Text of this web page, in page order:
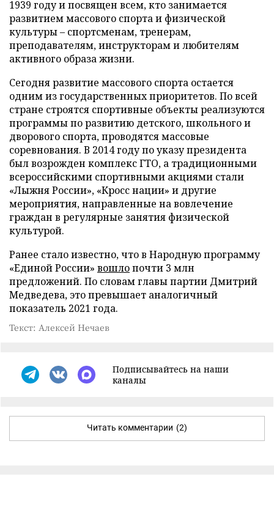
1939 году и посвящен всем, кто занимается
развитием массового спорта и физической
культуры – спортсменам, тренерам,
преподавателям, инструкторам и любителям
активного образа жизни.
Сегодня развитие массового спорта остается
одним из государственных приоритетов. По всей
стране строятся спортивные объекты реализуются
программы по развитию детского, школьного и
дворового спорта, проводятся массовые
соревнования. В 2014 году по указу президента
был возрожден комплекс ГТО, а традиционными
всероссийскими спортивными акциями стали
«Лыжня России», «Кросс нации» и другие
мероприятия, направленные на вовлечение
граждан в регулярные занятия физической
культурой.
Ранее стало известно, что в Народную программу
«Единой России» вошлопочти 3 млн
предложений. По словам главы партии Дмитрий
Медведева, это превышает аналогичный
показатель 2021 года.
Текст: Алексей Нечаев
Подписывайтесь на наши
каналы
Читать комментарии (2)